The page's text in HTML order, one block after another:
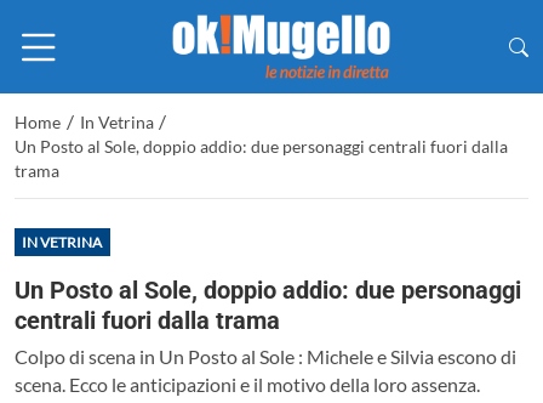
Home / In Vetrina /
Un Posto al Sole, doppio addio: due personaggi centrali fuori dalla
trama
IN VETRINA
Un Posto al Sole, doppio addio: due personaggi
centrali fuori dalla trama
Colpo di scena in Un Posto al Sole : Michele e Silvia escono di
scena. Ecco le anticipazioni e il motivo della loro assenza.